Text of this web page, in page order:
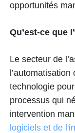
opportunités
Qu’est-ce que
Le secteur de
l’automatisation
technologie
processus qui
intervention
logiciels et de